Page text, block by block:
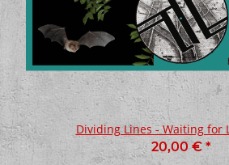
Dividing Lines - Waiting for
20,00 €*